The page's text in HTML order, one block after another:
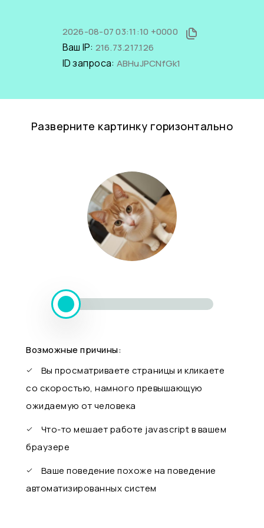
2026-08-07 03:11:10 +0000
Ваш IP: 216.73.217.126
ID запроса: ABHuJPCNfGk1
Разверните картинку горизонтально
Возможные причины:
Вы просматриваете страницы и кликаете
со скоростью, намного превышающую
ожидаемую от человека
Что-то мешает работе javascript в вашем
браузере
Ваше поведение похоже на поведение
автоматизированных систем